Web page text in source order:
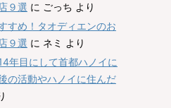
９選 に ごっち より
すめ！タオディエンのお
９選 に ネミ より
年目にして首都ハノイに
の活動やハノイに住んだ